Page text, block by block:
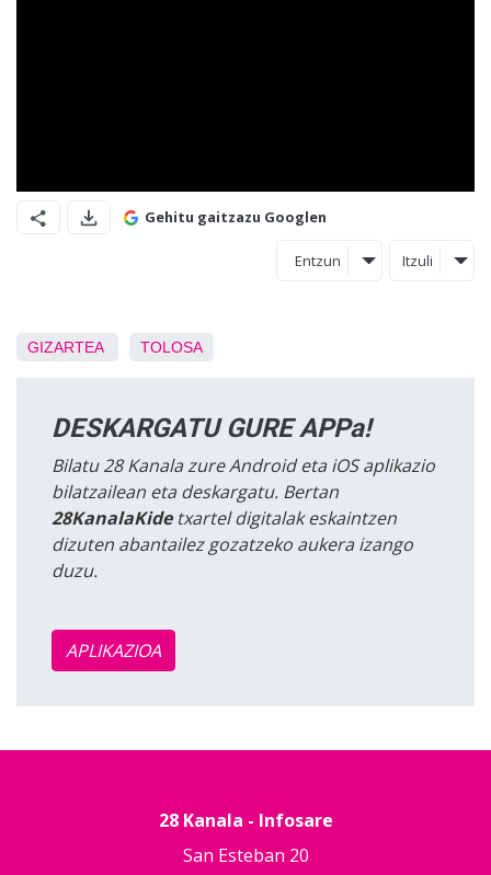
Gehitu gaitzazu Googlen
Entzun Itzuli
GIZARTEA TOLOSA
DESKARGATU GURE APPa!
Bilatu 28 Kanala zure Android eta iOS aplikazio
bilatzailean eta deskargatu. Bertan
28KanalaKidetxartel digitalak eskaintzen
dizuten abantailez gozatzeko aukera izango
duzu.
APLIKAZIOA
28 Kanala - Infosare
San Esteban 20